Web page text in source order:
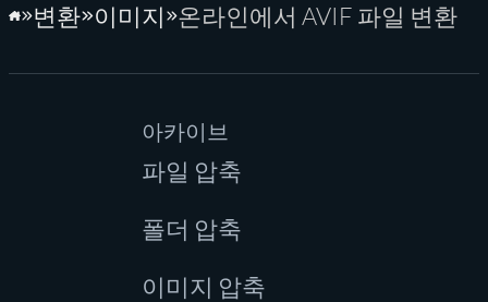
홈페이지
변환 이미지 온라인에서 AVIF 파일 변환
아카이브
파일 압축
폴더 압축
이미지 압축